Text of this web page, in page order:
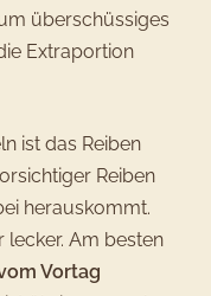
überschüssiges
Extraportion
ist das Reiben
Reiben
herauskommt.
lecker. Am besten
Vortag